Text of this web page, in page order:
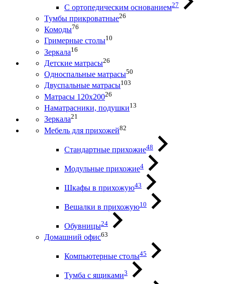
С ортопедическим основанием27
Тумбы прикроватные26
Комоды76
Гримерные столы10
Зеркала16
Детские матрасы26
Односпальные матрасы50
Двуспальные матрасы103
Матрасы 120х20026
Наматрасники, подушки13
Зеркала21
Мебель для прихожей82
Стандартные прихожие48
Модульные прихожие4
Шкафы в прихожую43
Вешалки в прихожую10
Обувницы24
Домашний офис63
Компьютерные столы45
Тумба с ящиками3